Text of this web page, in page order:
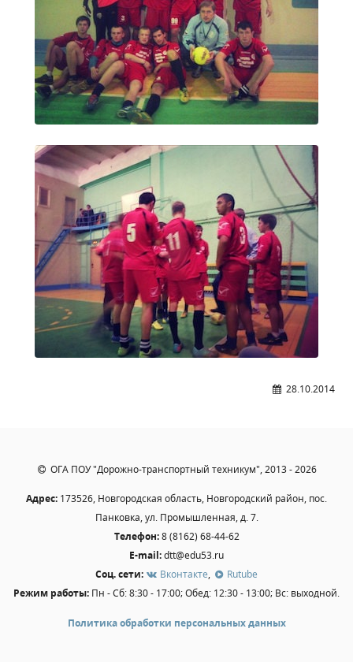
Обращения онлайн
Контакты
Региональный центр по профилактике ДДТТ
Учебно-производственный комплекс
Центр карьеры
Противодействие коррупции
Всероссийское чемпионатное движение
Региональная инновационная площадка
СВЕДЕНИЯ ОБ ОБРАЗОВАТЕЛЬНОЙ ОРГАНИЗАЦИИ
Основные сведения
Структура и органы управления образовательной
организацией
Документы
Образование
Образовательные стандарты и требования
Стипендии и меры поддержки обучающихся
Платные образовательные услуги
Финансово-хозяйственная деятельность
Вакантные места для приёма (перевода)
Международное сотрудничество
Организация питания в образовательной
организации
28.10.2014
ОГА ПОУ "Дорожно-транспортный техникум", 2013 - 2026
Адрес: 173526, Новгородская область, Новгородский район, пос.
Панковка, ул. Промышленная, д. 7.
Телефон:8 (8162) 68-44-62
E-mail:dtt@edu53.ru
Соц. сети:
Вконтакте,
Rutube
Режим работы: Пн - Сб: 8:30 - 17:00; Обед: 12:30 - 13:00; Вс: выходной.
Политика обработки персональных данных